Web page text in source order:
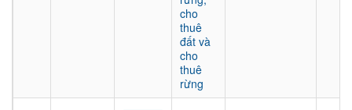
cho
thuê
đất và
cho
thuê
rừng